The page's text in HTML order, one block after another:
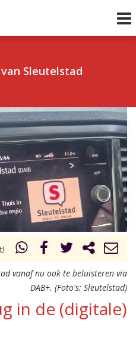
Sleutelstad
van 0 Volgend uur
vanaf nu ook te beluisteren via
DAB+. (Foto's: Sleutelstad)
in de (digitale)